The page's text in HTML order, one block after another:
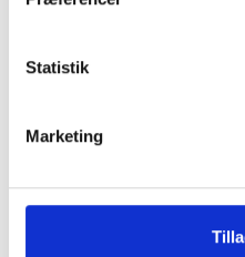
Statistik
Marketing
Relateret indhold
BL INFORMERER
ejendomme skal være
2027